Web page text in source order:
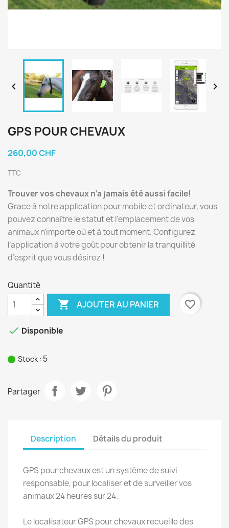
 
GPS POUR CHEVAUX
260,00 CHF
TTC
Trouver vos chevaux n’a jamais été aussi facile!
Grace à notre application pour mobile et ordinateur, vous
pouvez connaître le statut et l’emplacement de vos
animaux n’importe où et à tout moment. Configurez
l’application à votre goût pour obtenir la tranquillité
d’esprit que vous désirez !
Quantité
 AJOUTER AU PANIER favorite_border
 Disponible
Stock : 5
Partager
Description Détails du produit
GPS pour chevaux est un système de suivi
responsable, pour localiser et de surveiller vos
animaux 24 heures sur 24.
Le localisateur GPS pour chevaux recueille des